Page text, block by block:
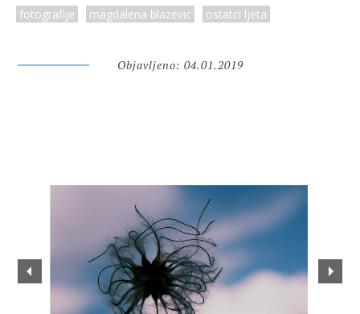
fotografije magdalena blazevic ostatci ljeta
Objavljeno: 04.01.2019